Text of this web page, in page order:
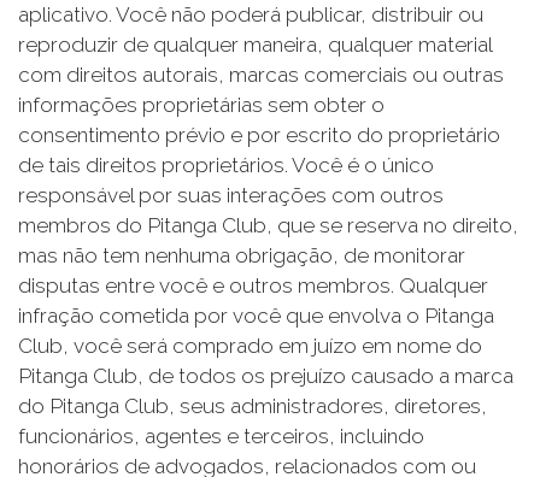
aplicativo. Você não poderá publicar, distribuir ou
reproduzir de qualquer maneira, qualquer material
com direitos autorais, marcas comerciais ou outras
informações proprietárias sem obter o
consentimento prévio e por escrito do proprietário
de tais direitos proprietários. Você é o único
responsável por suas interações com outros
membros do Pitanga Club, que se reserva no direito,
mas não tem nenhuma obrigação, de monitorar
disputas entre você e outros membros. Qualquer
infração cometida por você que envolva o Pitanga
Club, você será comprado em juízo em nome do
Pitanga Club, de todos os prejuízo causado a marca
do Pitanga Club, seus administradores, diretores,
funcionários, agentes e terceiros, incluindo
honorários de advogados, relacionados com ou